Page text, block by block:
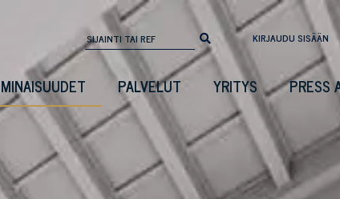
KIRJAUDU SISÄÄN
PALVELUT YRITYS PRESS